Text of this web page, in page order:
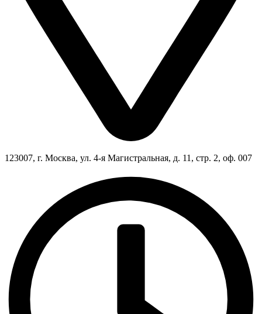
123007, г. Москва, ул. 4-я Магистральная, д. 11, стр. 2, оф. 007